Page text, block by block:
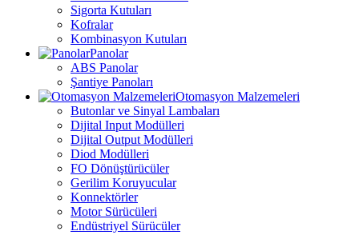
Sigorta Kutuları
Kofralar
Kombinasyon Kutuları
Panolar
ABS Panolar
Şantiye Panoları
Otomasyon Malzemeleri
Butonlar ve Sinyal Lambaları
Dijital Input Modülleri
Dijital Output Modülleri
Diod Modülleri
FO Dönüştürücüler
Gerilim Koruyucular
Konnektörler
Motor Sürücüleri
Endüstriyel Sürücüler